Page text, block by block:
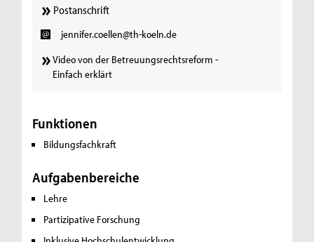
Postanschrift
jennifer.coellen@th-koeln.de
Video von der Betreuungsrechtsreform -
Einfach erklärt
Funktionen
Bildungsfachkraft
Aufgabenbereiche
Lehre
Partizipative Forschung